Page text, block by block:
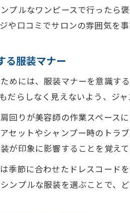
施術
プルなワンピースで行ったら
や口コミでサロンの雰囲気を
る服装マナー
めには、服装マナーを意識す
だらしなく見えないよう、ジ
回りが美容師の作業スペース
セットやシャンプー時のトラ
が印象に影響することを覚えて
季節に合わせたドレスコード
ンプルな服装を選ぶことで、